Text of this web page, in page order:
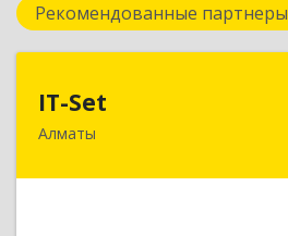
Рекомендованные партнеры
IT-Set
Алматы